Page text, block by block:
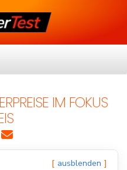
IM FOKUS
ausblenden